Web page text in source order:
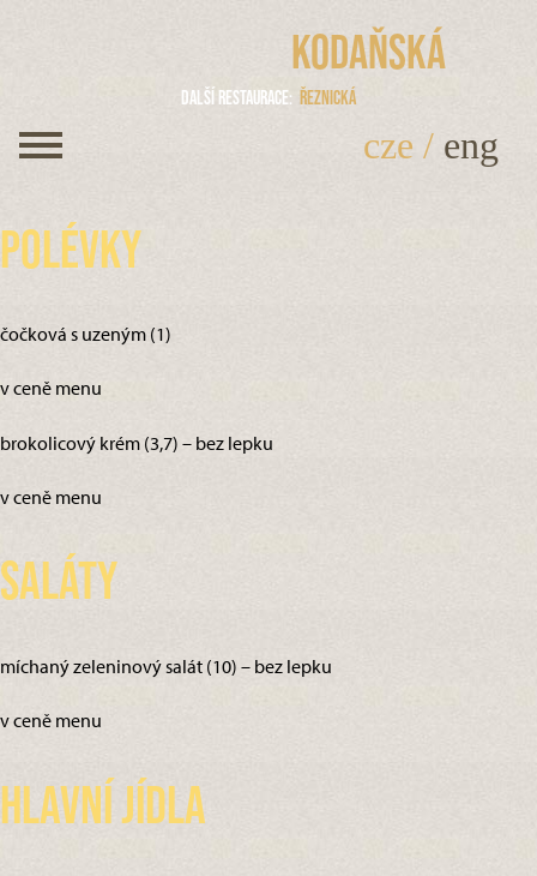
Kodaňská
Další restaurace Řeznická
cze / eng
Polévky
čočková s uzeným (1)
v ceně menu
brokolicový krém (3,7) – bez lepku
v ceně menu
Saláty
míchaný zeleninový salát (10) – bez lepku
v ceně menu
Hlavní jídla